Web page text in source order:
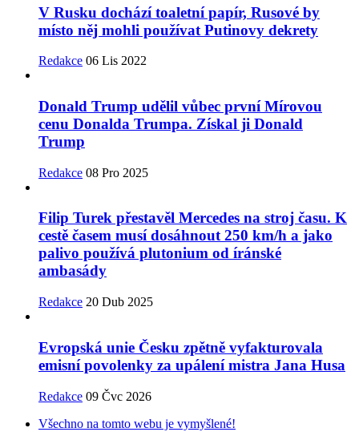
V Rusku dochází toaletní papír, Rusové by
místo něj mohli používat Putinovy dekrety
Redakce 06 Lis 2022
Donald Trump udělil vůbec první Mírovou
cenu Donalda Trumpa. Získal ji Donald
Trump
Redakce 08 Pro 2025
Filip Turek přestavěl Mercedes na stroj času. K
cestě časem musí dosáhnout 250 km/h a jako
palivo používá plutonium od íránské
ambasády
Redakce 20 Dub 2025
Evropská unie Česku zpětně vyfakturovala
emisní povolenky za upálení mistra Jana Husa
Redakce 09 Čvc 2026
Všechno na tomto webu je vymyšlené!